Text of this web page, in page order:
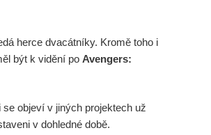
herce dvacátníky. Kromě toho i
být k vidění po Avengers:
objeví v jiných projektech už
v dohledné době.